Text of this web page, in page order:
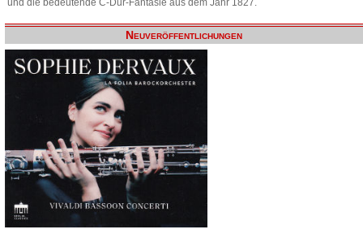
Neuveröffentlichungen